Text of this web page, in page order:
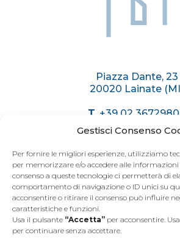
Gestisci Consenso
Per fornire le migliori esperienze, utilizziamo
per memorizzare e/o accedere alle informazioni
consenso a queste tecnologie ci permetterà di
comportamento di navigazione o ID unici su
acconsentire o ritirare il consenso può influire
caratteristiche e funzioni.
Usa il pulsante “Accetta” per acconsentire.
per continuare senza accettare.
Piazza Dante, 23
20020 Lainate
T. +39 02
C.
+39 375 6174071
ORARI AGENZIA
Dal
dalle 9.00 alle
dalle 15.00 alle 19.30